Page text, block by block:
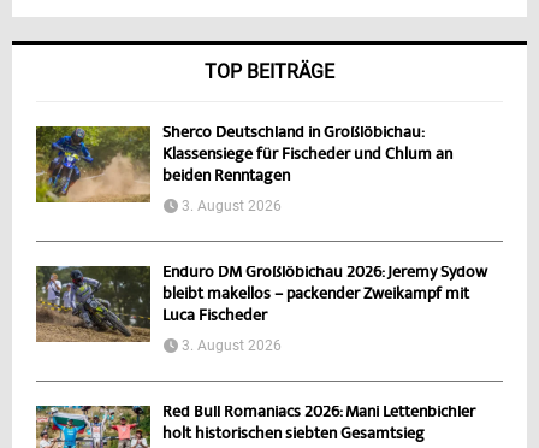
TOP BEITRÄGE
Sherco Deutschland in Großlöbichau:
Klassensiege für Fischeder und Chlum an
beiden Renntagen
3. August 2026
Enduro DM Großlöbichau 2026: Jeremy Sydow
bleibt makellos – packender Zweikampf mit
Luca Fischeder
3. August 2026
Red Bull Romaniacs 2026: Mani Lettenbichler
holt historischen siebten Gesamtsieg